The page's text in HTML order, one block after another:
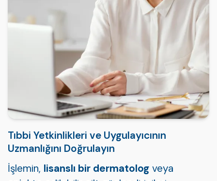
Tıbbi Yetkinlikleri ve Uygulayıcının
Uzmanlığını Doğrulayın
İşlemin, lisanslı bir dermatolog veya